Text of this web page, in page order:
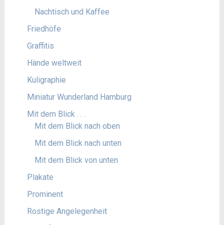
Nachtisch und Kaffee
Friedhöfe
Graffitis
Hände weltweit
Kuligraphie
Miniatur Wunderland Hamburg
Mit dem Blick . . .
Mit dem Blick nach oben
Mit dem Blick nach unten
Mit dem Blick von unten
Plakate
Prominent
Rostige Angelegenheit